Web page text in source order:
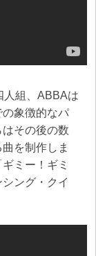
人組、ABBAは
象徴的なパ
その後の数
を制作しま
ミー！ギミ
ング・クイ